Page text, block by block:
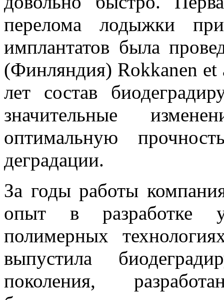
перелома лодыжки
имплантатов была
(Финляндия) Rokkanen et
лет состав
значительные
оптимальную
деградации.
За годы работы
опыт в разработке
полимерных
выпустила
поколения,